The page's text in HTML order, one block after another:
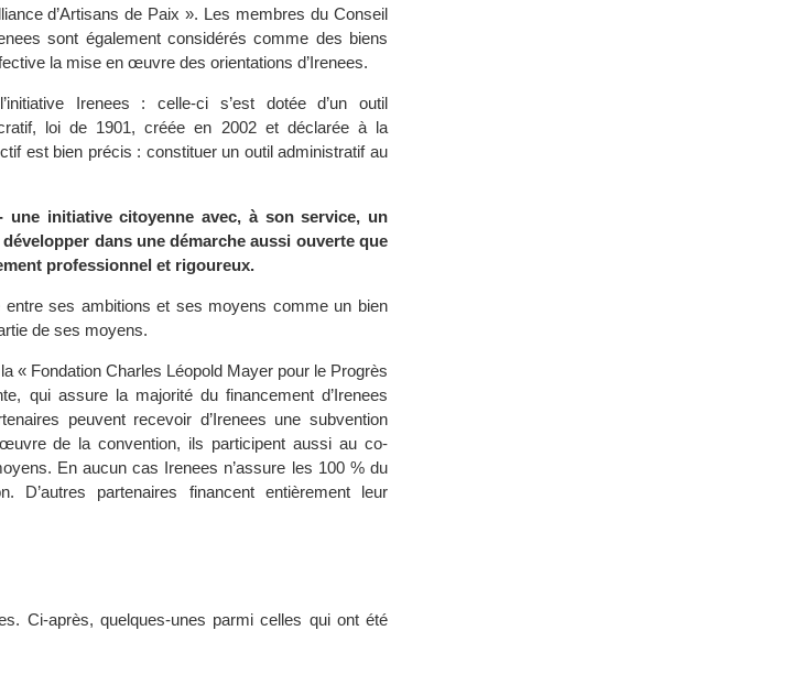
d’Artisans de Paix ». Les membres du Conseil
sont également considérés comme des biens
la mise en œuvre des orientations d’Irenees.
Irenees : celle-ci s’est dotée d’un outil
loi de 1901, créée en 2002 et déclarée à la
est bien précis : constituer un outil administratif au
une initiative citoyenne avec, à son service, un
dans une démarche aussi ouverte que
professionnel et rigoureux.
ses ambitions et ses moyens comme un bien
de ses moyens.
« Fondation Charles Léopold Mayer pour le Progrès
qui assure la majorité du financement d’Irenees
peuvent recevoir d’Irenees une subvention
de la convention, ils participent aussi au co-
En aucun cas Irenees n’assure les 100 % du
partenaires financent entièrement leur
Ci-après, quelques-unes parmi celles qui ont été